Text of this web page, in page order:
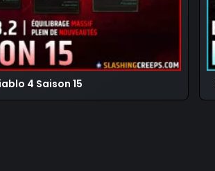
4 Saison 15